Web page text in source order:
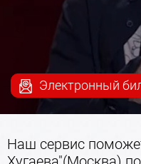
Электронный
Наш сервис